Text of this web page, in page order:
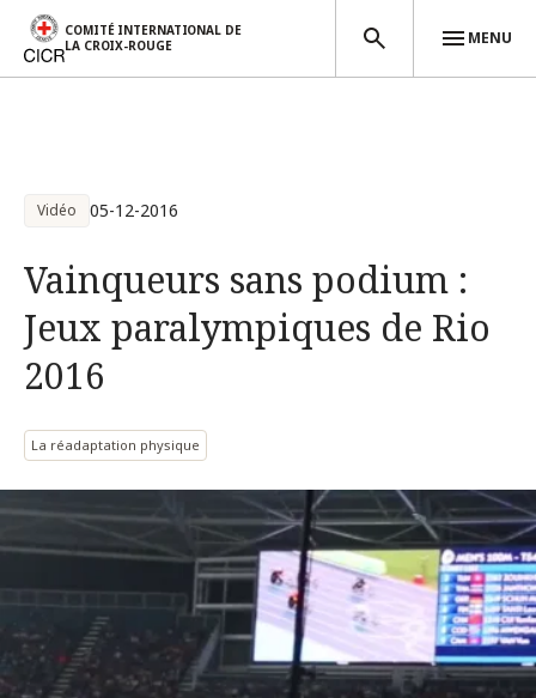
COMITÉ INTERNATIONAL DE
LA CROIX-ROUGE
MENU
Vidéo 05-12-2016
Vainqueurs sans podium :
Jeux paralympiques de Rio
2016
La réadaptation physique